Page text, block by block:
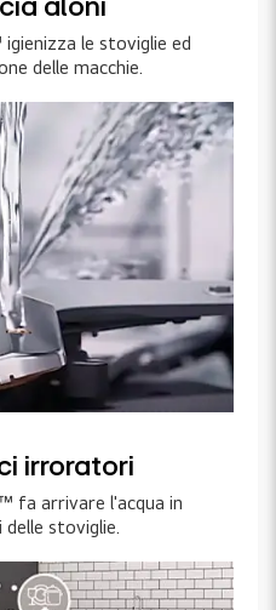
aloni
le stoviglie ed
delle macchie.
irroratori
fa arrivare l'acqua in
stoviglie.